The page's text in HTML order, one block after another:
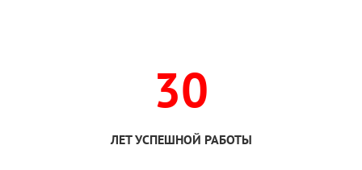
30
ЛЕТ УСПЕШНОЙ РАБОТЫ